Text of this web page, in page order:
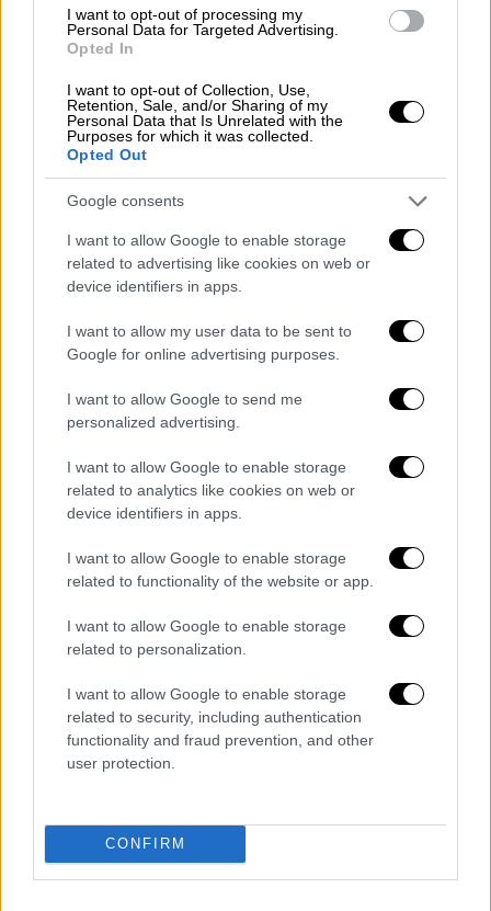
I want to opt-out of processing my
Personal Data for Targeted Advertising.
Opted In
I want to opt-out of Collection, Use,
Retention, Sale, and/or Sharing of my
Personal Data that Is Unrelated with the
Purposes for which it was collected.
Opted Out
Google consents
I want to allow Google to enable storage
related to advertising like cookies on web or
device identifiers in apps.
I want to allow my user data to be sent to
Google for online advertising purposes.
I want to allow Google to send me
personalized advertising.
I want to allow Google to enable storage
related to analytics like cookies on web or
device identifiers in apps.
I want to allow Google to enable storage
related to functionality of the website or app.
I want to allow Google to enable storage
related to personalization.
I want to allow Google to enable storage
related to security, including authentication
functionality and fraud prevention, and other
user protection.
CONFIRM
«Είμαστε βέβαιοι ότι θα καταλήξουν στη
πλέον ένα ινστιτούτο έρευναςπου είναι
πολιτικοποιημένο, χειραγωγικό και το οποίο
δρα ως ένα εργαλείο στην υπηρεσία μιας
διεφθαρμένης τρομοκρατικής οργάνωσης»,
δήλωσε.
Έπειτα από μήνες προειδοποίησης, το IPC,
που έχει την έδρα του στη Ρώμη, κήρυξε
που
πλήττει 500.000 ανθρώπους στην επαρχία
της Γάζας, η οποία καλύπτει σχεδόν το ένα
τρίτο του παλαιστινιακού εδάφους
συμπεριλαμβανομένης της πόλης της Γάζας.
Το IPC, που υποστηρίζεται από τον ΟΗΕ,
προέβλεψε επίσης ότι ο λιμός θα εξαπλωθεί
τμήμα της Λωρίδας της Γάζας, και Χαν
Γιούνις, στο νότιο, έως τα τέλη
Σεπτεμβρίου, καλύπτοντας περίπου τα δύο
τρίτα της Γάζας.
Ο λιμός στη Γάζα «θα μπορούσε να είχε
αποφευχθεί» χωρίς «τησυστηματική
παρεμπόδισητου Ισραήλ», είχε κατηγορήσει
τότε στη Γενεύη ο επικεφαλής του
υποθέσεων του ΟΗΕ, Τομ Φλέτσερ. «Αυτός ο
λιμός θα μας στοιχειώνει και πρέπει να μας